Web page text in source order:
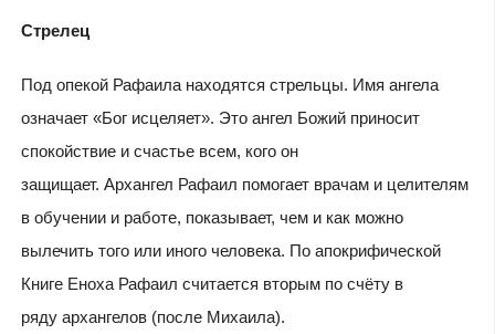
Стрелец
Под опекой Рафаила находятся стрельцы. Имя ангела
означает «Бог исцеляет». Это ангел Божий приносит
спокойствие и счастье всем, кого он
защищает. Архангел Рафаил помогает врачам и целителям
в обучении и работе, показывает, чем и как можно
вылечить того или иного человека. По апокрифической
Книге Еноха Рафаил считается вторым по счёту в
ряду архангелов (после Михаила).